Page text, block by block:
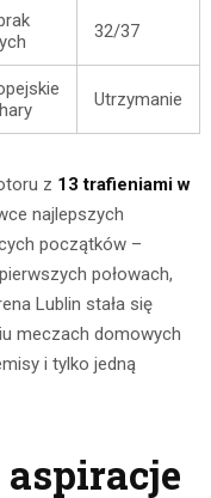
32/37
Utrzymanie
z 13 trafieniami w
najlepszych
początków –
połowach,
Lublin stała się
meczach domowych
i tylko jedną